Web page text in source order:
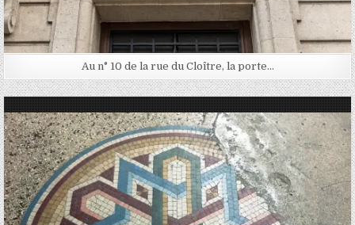
Au n° 10 de la rue du Cloître, la porte…
Posted in